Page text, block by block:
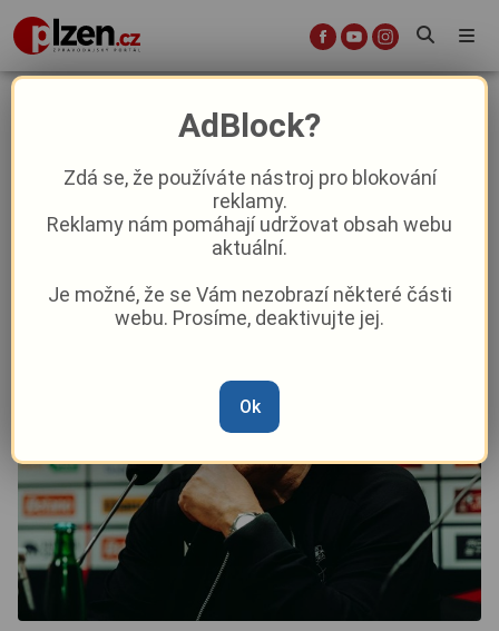
Spáchali jsme harakiri, komentoval
Koubek ztrátu s Baníkem
12. 5. 2025|09:13
AdBlock?
Zdá se, že používáte nástroj pro blokování
reklamy.
Reklamy nám pomáhají udržovat obsah webu
aktuální.
Je možné, že se Vám nezobrazí některé části
webu. Prosíme, deaktivujte jej.
Ok